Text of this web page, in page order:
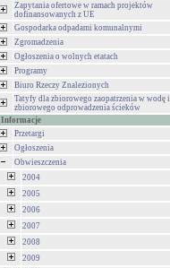
Zapytania ofertowe w ramach projektów
dofinansowanych z UE
Gospodarka odpadami komunalnymi
Zgromadzenia
Ogłoszenia o wolnych etatach
Programy
Biuro Rzeczy Znalezionych
Tatyfy dla zbiorowego zaopatrzenia w wodę i
zbiorowego odprowadzenia ścieków
Informacje
Przetargi
Ogłoszenia
Obwieszczenia
2004
2005
2006
2007
2008
2009